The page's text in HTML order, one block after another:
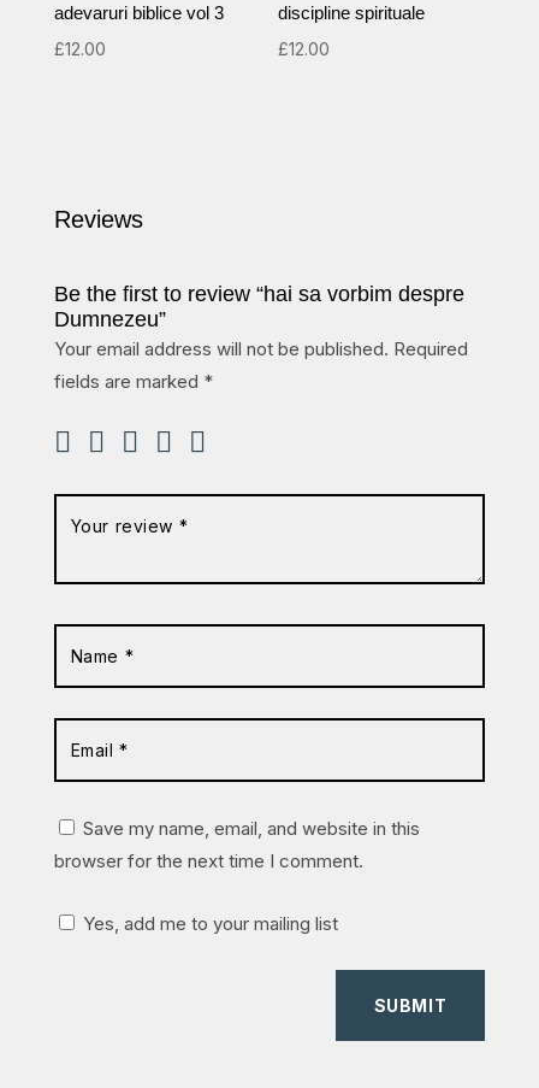
adevaruri biblice vol 3
£12.00
discipline spirituale
£12.00
Reviews
Be the first to review “hai sa vorbim despre
Dumnezeu”
Your email address will not be published. Required
fields are marked *
Save my name, email, and website in this
browser for the next time I comment.
Yes, add me to your mailing list
SUBMIT